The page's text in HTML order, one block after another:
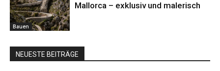
Bauen
Mallorca – exklusiv und malerisch
NEUESTE BEITRÄGE